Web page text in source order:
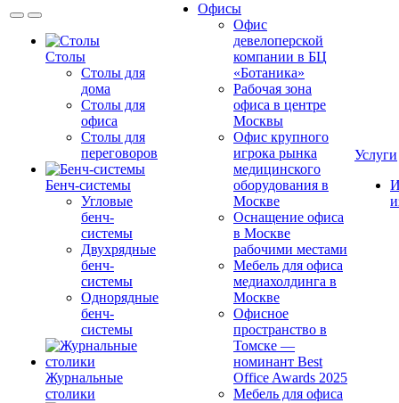
Столы
Столы для
дома
Столы для
офиса
Столы для
переговоров
Бенч-системы
Угловые
бенч-
системы
Двухрядные
бенч-
системы
Однорядные
бенч-
системы
Журнальные
столики
Офисы
Офис
девелоперской
компании в БЦ
«Ботаника»
Рабочая зона
офиса в центре
Москвы
Офис крупного
игрока рынка
медицинского
оборудования в
Москве
Оснащение офиса
в Москве
рабочими местами
Мебель для офиса
медиахолдинга в
Москве
Офисное
пространство в
Томске —
номинант Best
Office Awards 2025
Мебель для офиса
Услуги